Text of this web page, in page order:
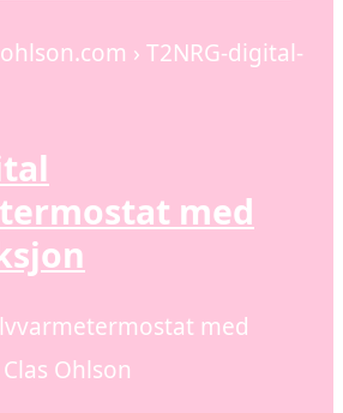
› T2NRG-digital-
med
med
Ohlson